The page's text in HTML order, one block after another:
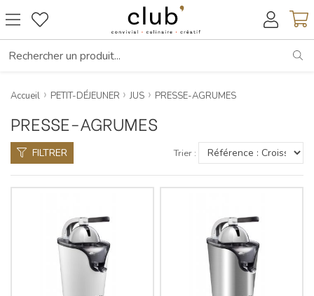
Accueil PETIT-DÉJEUNER JUS PRESSE-AGRUMES
PRESSE-AGRUMES
FILTRER Trier :